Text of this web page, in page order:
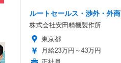
ルートセールス・渉外・外商
株式会社安田精機製作所
東京都
月給23万円～43万円